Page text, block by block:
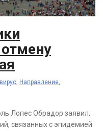
, Направление,
Лопес Обрадор заявил,
связанных с эпидемией